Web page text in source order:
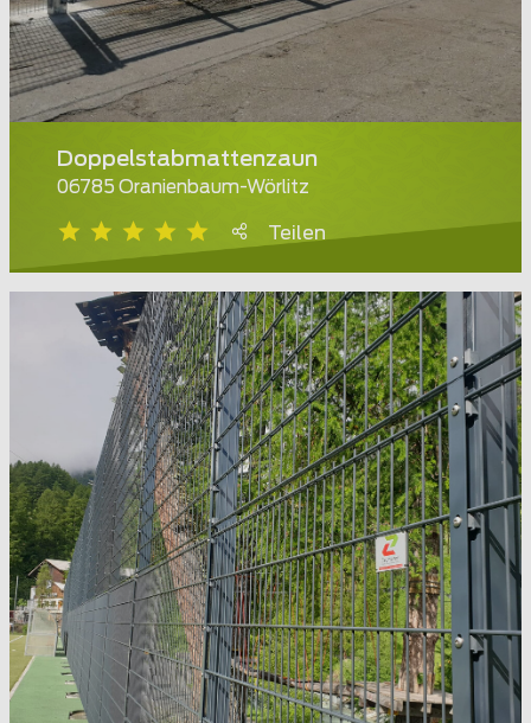
Doppelstabmattenzaun
06785 Oranienbaum-Wörlitz
Teilen